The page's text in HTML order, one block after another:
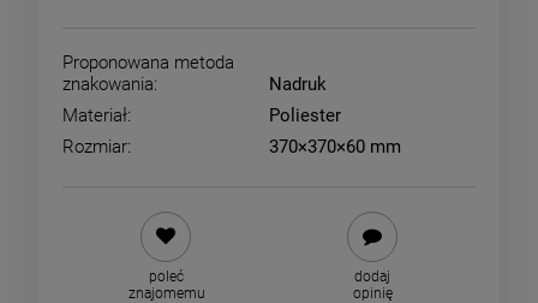
Proponowana metoda
znakowania:
Nadruk
Materiał:
Poliester
Rozmiar:
370×370×60 mm
poleć
znajomemu
dodaj
opinię